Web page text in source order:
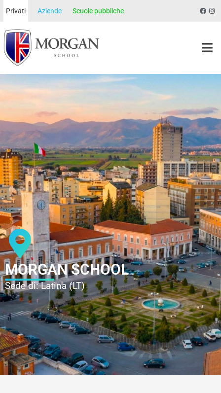
Privati Aziende Scuole pubbliche
MORGAN SCHOOL
Sede di: Latina (LT)